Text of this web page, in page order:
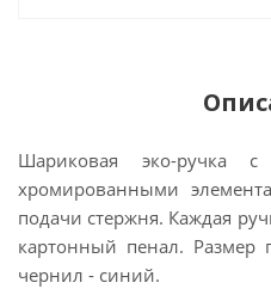
Шариковая эко-ручка
хромированными
подачи стержня. Каждая
картонный пенал.
чернил - синий.